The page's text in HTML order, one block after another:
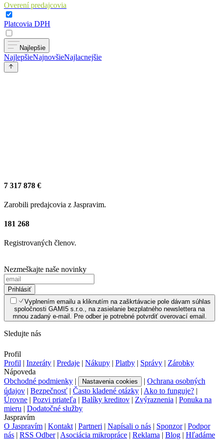
Overení predajcovia
Platcovia DPH
Najlepšie
NajlepšieNajnovšieNajlacnejšie
7 317 878 €
Zarobili predajcovia z Jaspravim.
181 268
Registrovaných členov.
Nezmeškajte naše novinky
Prihlásiť
Vyplnením emailu a kliknutím na zaškrtávacie pole dávam súhlas
spoločnosti GAMI5 s.r.o., na zasielanie bezplatného newslettera na
mnou zadaný e-mail. Pre odber je potrebné potvrdiť overovací email.
Sledujte nás
Profil
Profil | Inzeráty | Predaje | Nákupy | Platby | Správy | Zárobky
Nápoveda
Obchodné podmienky | Nastavenia cookies | Ochrana osobných
údajov | Bezpečnosť | Často kladené otázky | Ako to funguje? |
Úrovne | Pozvi priateľa | Balíky kreditov | Zvýraznenia | Ponuka na
mieru | Dodatočné služby
Jaspravím
O Jaspravím | Kontakt | Partneri | Napísali o nás | Sponzor| Podpor
nás | RSS Odber| Asociácia mikropráce | Reklama | Blog | Hľadáme